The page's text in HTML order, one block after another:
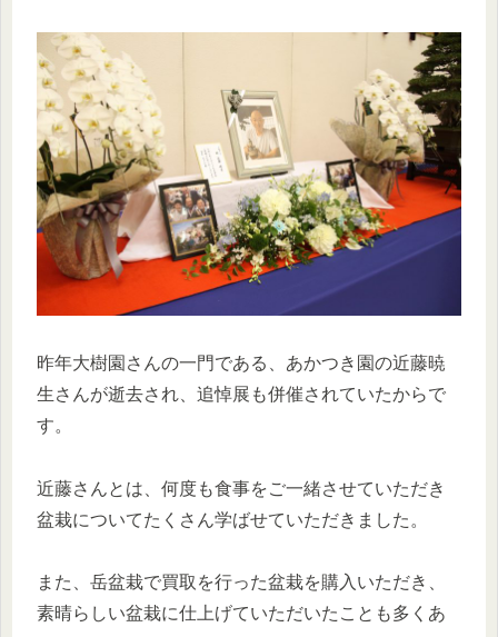
昨年大樹園さんの一門である、あかつき園の近藤暁
生さんが逝去され、追悼展も併催されていたからで
す。
近藤さんとは、何度も食事をご一緒させていただき
盆栽についてたくさん学ばせていただきました。
また、岳盆栽で買取を行った盆栽を購入いただき、
素晴らしい盆栽に仕上げていただいたことも多くあ